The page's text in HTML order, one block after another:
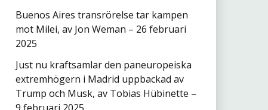
Buenos Aires transrörelse tar kampen
mot Milei, av Jon Weman – 26 februari
2025
Just nu kraftsamlar den paneuropeiska
extremhögern i Madrid uppbackad av
Trump och Musk, av Tobias Hübinette –